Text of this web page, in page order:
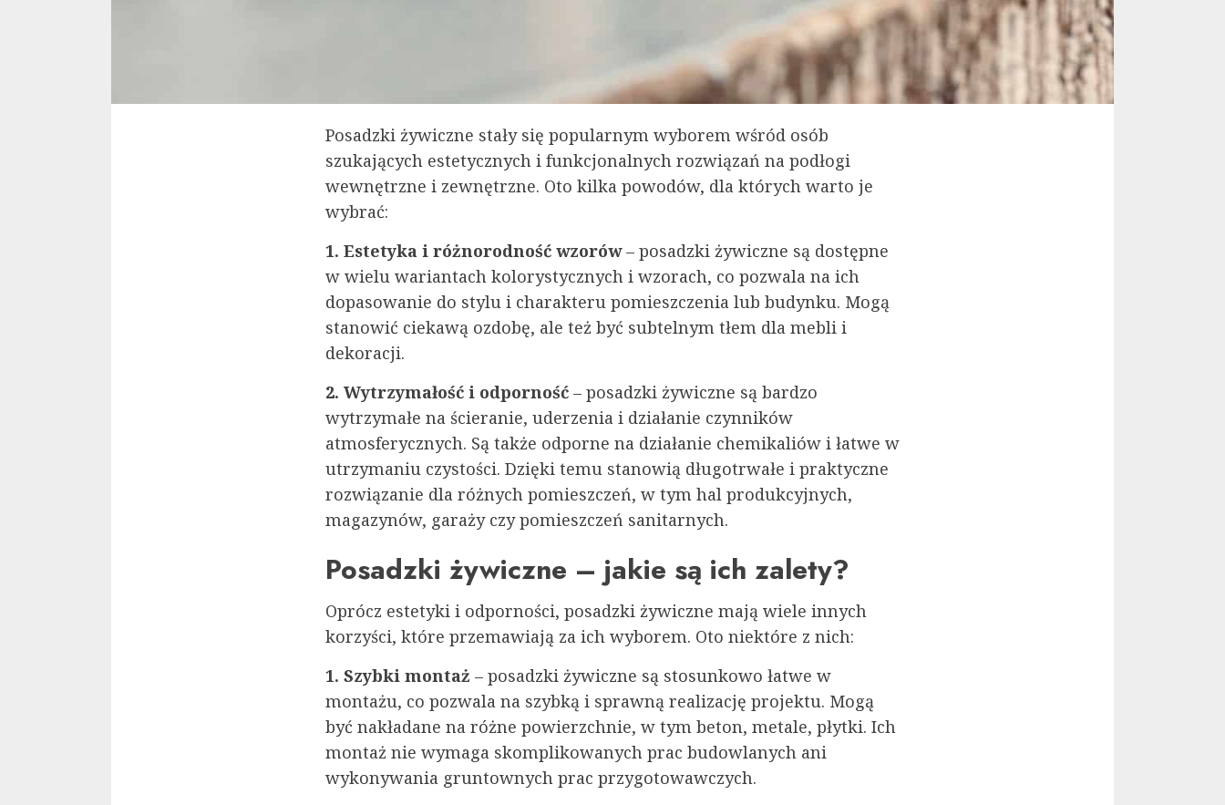
Posadzki żywiczne stały się popularnym wyborem wśród osób
szukających estetycznych i funkcjonalnych rozwiązań na podłogi
wewnętrzne i zewnętrzne. Oto kilka powodów, dla których warto je
wybrać:
1. Estetyka i różnorodność wzorów– posadzki żywiczne są dostępne
w wielu wariantach kolorystycznych i wzorach, co pozwala na ich
dopasowanie do stylu i charakteru pomieszczenia lub budynku. Mogą
stanowić ciekawą ozdobę, ale też być subtelnym tłem dla mebli i
dekoracji.
2. Wytrzymałość i odporność – posadzki żywiczne są bardzo
wytrzymałe na ścieranie, uderzenia i działanie czynników
atmosferycznych. Są także odporne na działanie chemikaliów i łatwe w
utrzymaniu czystości. Dzięki temu stanowią długotrwałe i praktyczne
rozwiązanie dla różnych pomieszczeń, w tym hal produkcyjnych,
magazynów, garaży czy pomieszczeń sanitarnych.
Posadzki żywiczne – jakie są ich zalety?
Oprócz estetyki i odporności, posadzki żywiczne mają wiele innych
korzyści, które przemawiają za ich wyborem. Oto niektóre z nich:
1. Szybki montaż – posadzki żywiczne są stosunkowo łatwe w
montażu, co pozwala na szybką i sprawną realizację projektu. Mogą
być nakładane na różne powierzchnie, w tym beton, metale, płytki. Ich
montaż nie wymaga skomplikowanych prac budowlanych ani
wykonywania gruntownych prac przygotowawczych.